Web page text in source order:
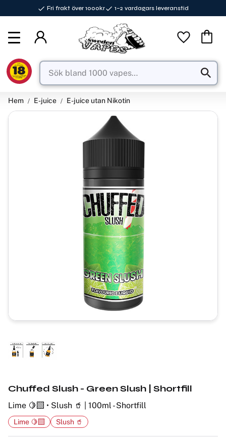
Fri frakt över 1000kr 1–2 vardagars leveranstid
Favoriter
Hem E-juice E-juice utan Nikotin
Chuffed Slush - Green Slush | Shortfill
Lime 🍋‍🟩 • Slush 🥤 | 100ml - Shortfill
Lime 🍋‍🟩 Slush 🥤